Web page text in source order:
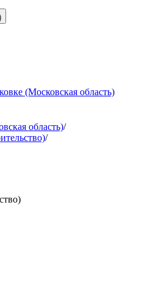
(Московская область)
область)/
/